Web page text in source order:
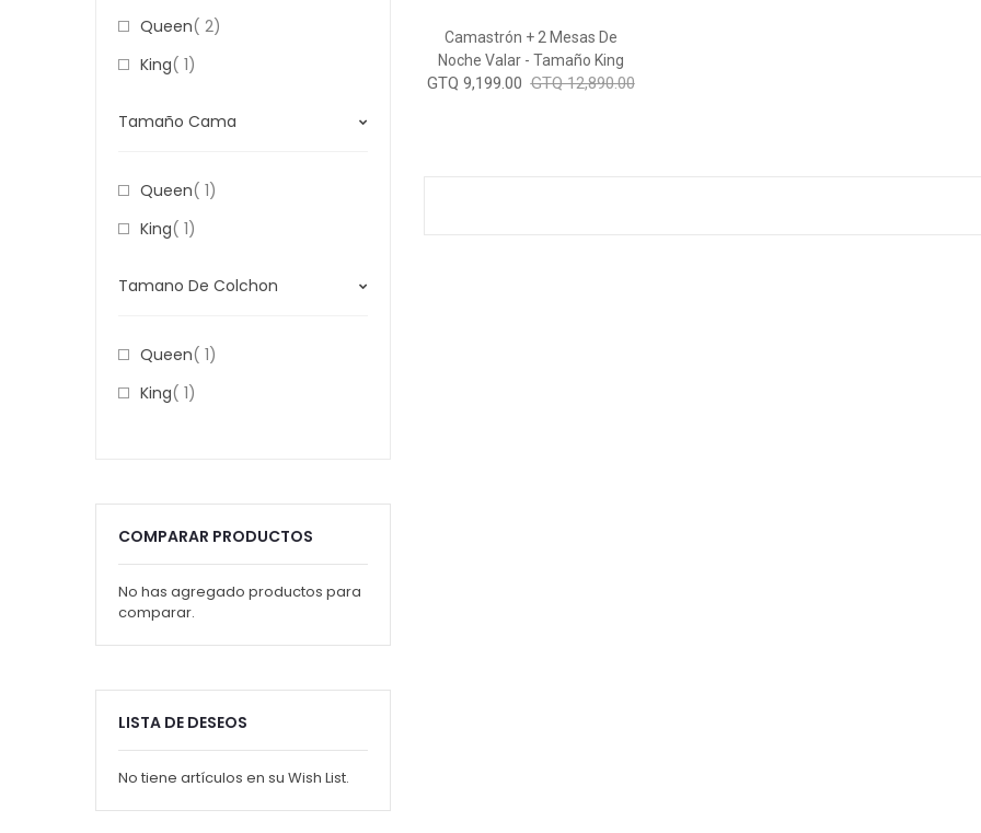
Camastrón + 2 Mesas De
Noche Valar - Tamaño King
GTQ 9,199.00 GTQ 12,890.00
Queen 2Item
King 1Item
Tamaño Cama
Queen 1Item
King 1Item
Tamano De Colchon
Queen 1Item
King 1Item
COMPARAR PRODUCTOS
No has agregado productos para
comparar.
LISTA DE DESEOS
No tiene artículos en su Wish List.